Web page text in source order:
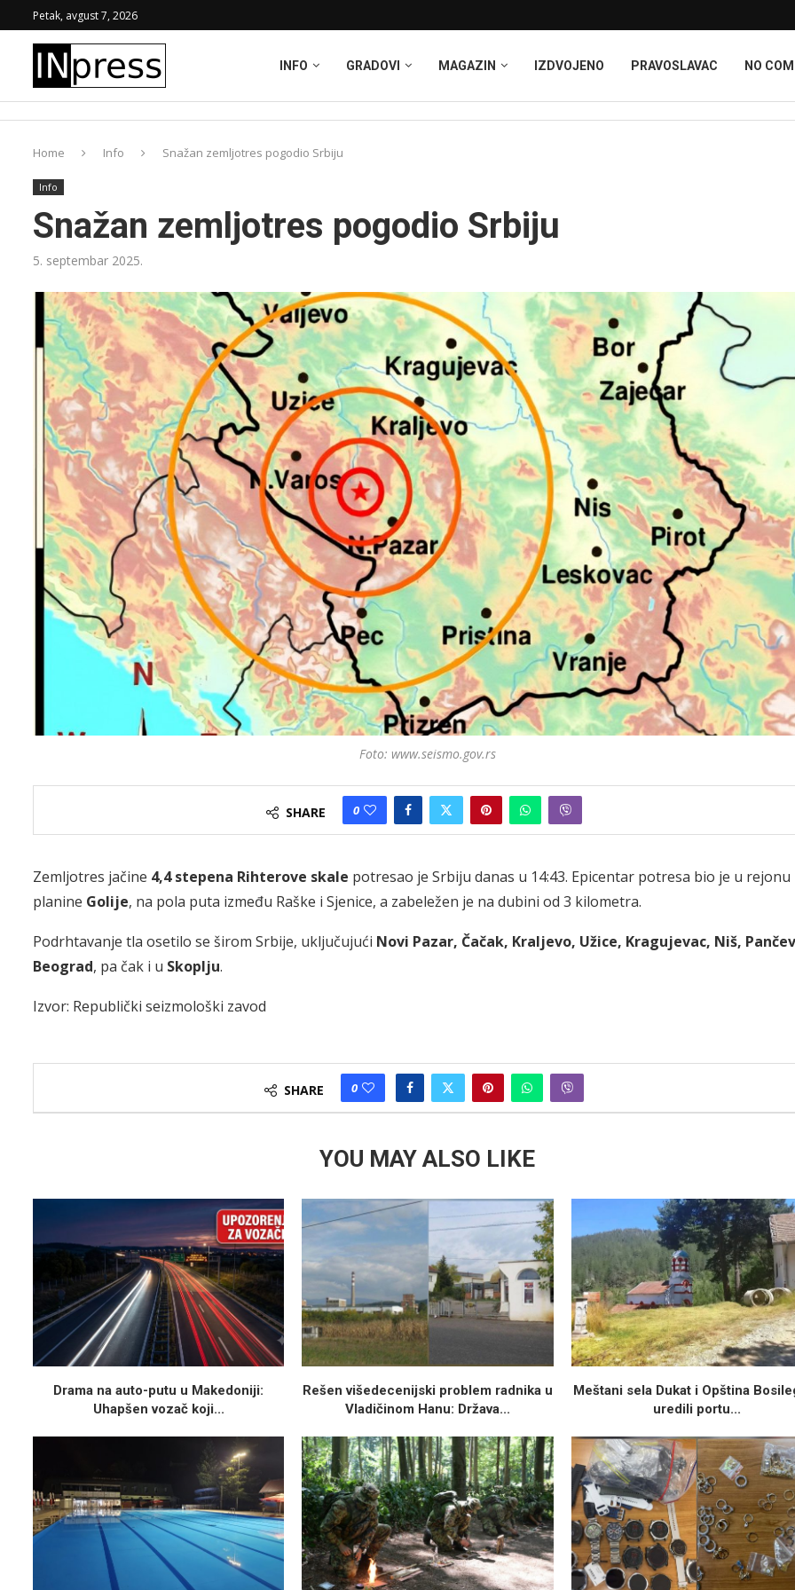
Petak, avgust 7, 2026
INFO GRADOVI MAGAZIN IZDVOJENO PRAVOSLAVAC NO
Home Info Snažan zemljotres pogodio Srbiju
Info
Snažan zemljotres pogodio Srbiju
5. septembar 2025.
Foto: www.seismo.gov.rs
SHARE 0
​Zemljotres jačine 4,4 stepena Rihterove skale potresao je Srbiju danas u 14:43. Epicentar potresa bio je u rejonu
planine Golije, na pola puta između Raške i Sjenice, a zabeležen je na dubini od 3 kilometra.
​Podrhtavanje tla osetilo se širom Srbije, uključujući Novi Pazar, Čačak, Kraljevo, Užice, Kragujevac, Niš,
Beograd, pa čak i u Skoplju.
Izvor: Republički seizmološki zavod
SHARE 0
YOU MAY ALSO LIKE
Drama na auto-putu u Makedoniji:
Uhapšen vozač koji...
Rešen višedecenijski problem radnika u
Vladičinom Hanu: Država...
Meštani sela Dukat i Opština
uredili portu...